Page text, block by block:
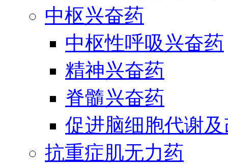
中枢兴奋药
中枢性呼吸兴奋药
精神兴奋药
脊髓兴奋药
促进脑细胞代谢
抗重症肌无力药